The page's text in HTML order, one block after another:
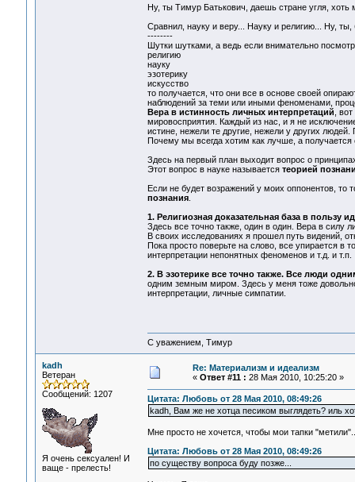
Ну, ты Тимур Батькович, даешь стране угля, хоть
Сравнил, науку и веру... Науку и религию... Ну, ты,
--------
Шутки шутками, а ведь если внимательно
религию
науку
эзотерику
искусство
то получается, что они все в основе своей
наблюдений за теми или иными феноменами,
Вера в истинность личных интерпретаций ,
мировосприятия. Каждый из нас, и я не
истине, нежели те другие, нежели у других
Почему мы всегда хотим как лучше, а получается
Здесь на первый план выходит вопрос о
Этот вопрос в науке называется теорией
Если не будет возражений у моих оппонентов, то
познания.
1. Религиозная доказательная база в пользу
Здесь все точно также, один в один. Вера в силу
В своих исследованиях я прошел путь видений,
Пока просто поверьте на слово, все упирается
интерпретации непонятных феноменов и т.д. и т.п.
2. В эзотерике все точно также. Все люди
одним земным миром. Здесь у меня тоже
интерпретации, личные симпатии.
С уважением, Тимур
kadh
Ветеран
Сообщений: 1207
Я очень сексуален! И
ваще - прелесть!
Re: Материализм и идеализм
« Ответ #11 : 28 Мая 2010, 10:25:20 »
Цитата: Любовь от 28 Мая 2010, 08:49:26
kadh, Вам же не хотца песиком выглядеть? иль
Мне просто не хочется, чтобы мои тапки
Цитата: Любовь от 28 Мая 2010, 08:49:26
по существу вопроса буду позже...